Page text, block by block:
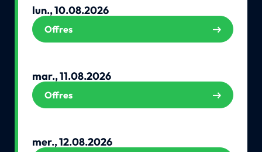
lun., 10.08.2026
Offres
mar., 11.08.2026
Offres
mer., 12.08.2026